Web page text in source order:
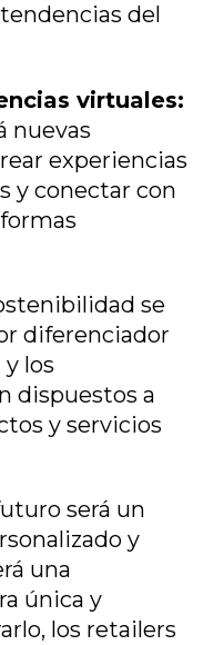
del
virtuales:
nuevas
experiencias
y conectar con
se
diferenciador
y los
dispuestos a
y servicios
será un
y
una
única y
los retailers